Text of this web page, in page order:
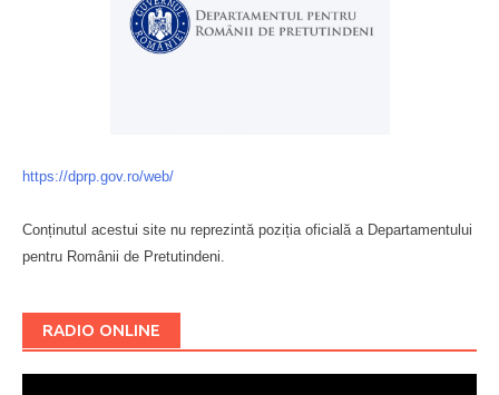
https://dprp.gov.ro/web/
Conținutul acestui site nu reprezintă poziția oficială a Departamentului
pentru Românii de Pretutindeni.
RADIO ONLINE